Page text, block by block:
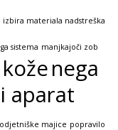
izbira materiala nadstreška
sistema manjkajoči zob
nega
aparat
majice popravilo